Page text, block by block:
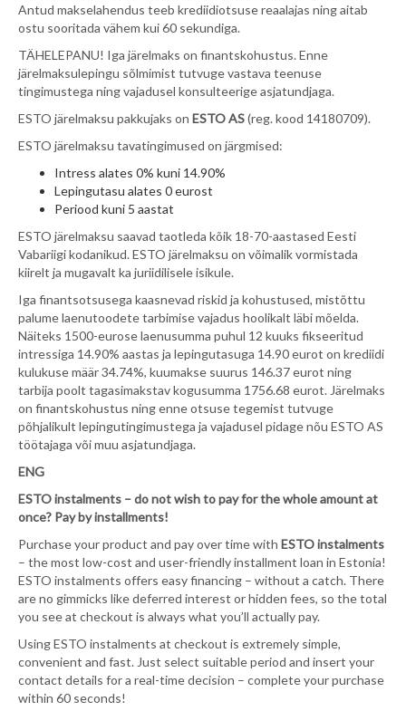
Antud makselahendus teeb krediidiotsuse reaalajas ning aitab
ostu sooritada vähem kui 60 sekundiga.
TÄHELEPANU! Iga järelmaks on finantskohustus. Enne
järelmaksulepingu sõlmimist tutvuge vastava teenuse
tingimustega ning vajadusel konsulteerige asjatundjaga.
ESTO järelmaksu pakkujaks on ESTO AS(reg. kood 14180709).
ESTO järelmaksu tavatingimused on järgmised:
Intress alates 0% kuni 14.90%
Lepingutasu alates 0 eurost
Periood kuni 5 aastat
ESTO järelmaksu saavad taotleda kõik 18-70-aastased Eesti
Vabariigi kodanikud. ESTO järelmaksu on võimalik vormistada
kiirelt ja mugavalt ka juriidilisele isikule.
Iga finantsotsusega kaasnevad riskid ja kohustused, mistõttu
palume laenutoodete tarbimise vajadus hoolikalt läbi mõelda.
Näiteks 1500-eurose laenusumma puhul 12 kuuks fikseeritud
intressiga 14.90% aastas ja lepingutasuga 14.90 eurot on krediidi
kulukuse määr 34.74%, kuumakse suurus 146.37 eurot ning
tarbija poolt tagasimakstav kogusumma 1756.68 eurot. Järelmaks
on finantskohustus ning enne otsuse tegemist tutvuge
põhjalikult lepingutingimustega ja vajadusel pidage nõu ESTO AS
töötajaga või muu asjatundjaga.
ENG
ESTO instalments – do not wish to pay for the whole amount at
once? Pay by installments!
Purchase your product and pay over time with ESTO instalments
– the most low-cost and user-friendly installment loan in Estonia!
ESTO instalments offers easy financing – without a catch. There
are no gimmicks like deferred interest or hidden fees, so the total
you see at checkout is always what you’ll actually pay.
Using ESTO instalments at checkout is extremely simple,
convenient and fast. Just select suitable period and insert your
contact details for a real-time decision – complete your purchase
within 60 seconds!